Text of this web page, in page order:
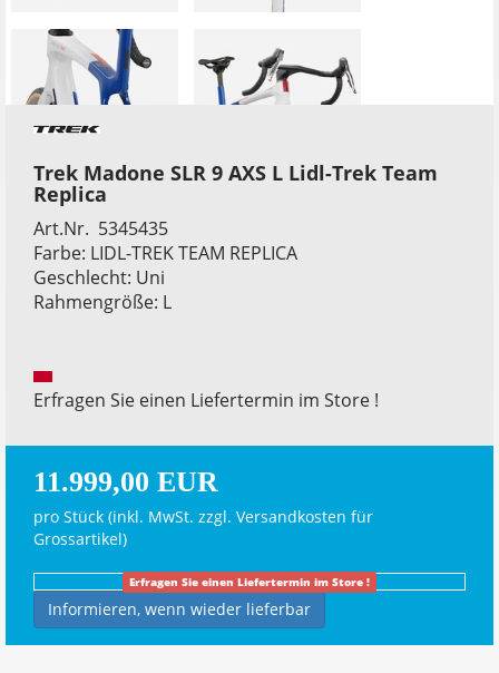
Trek Madone SLR 9 AXS L Lidl-Trek Team
Replica
Art.Nr. 5345435
Farbe: LIDL-TREK TEAM REPLICA
Geschlecht: Uni
Rahmengröße: L
Erfragen Sie einen Liefertermin im Store !
11.999,00 EUR
pro Stück (inkl. MwSt. zzgl. Versandkosten für
Grossartikel)
Erfragen Sie einen Liefertermin im Store !
Informieren, wenn wieder lieferbar